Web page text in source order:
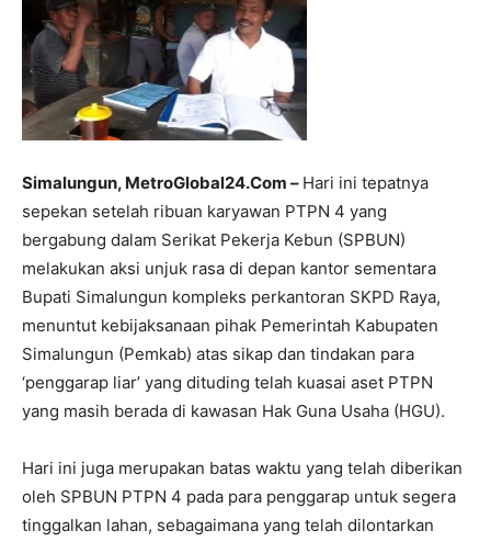
Simalungun, MetroGlobal24.Com – Hari ini tepatnya
sepekan setelah ribuan karyawan PTPN 4 yang
bergabung dalam Serikat Pekerja Kebun (SPBUN)
melakukan aksi unjuk rasa di depan kantor sementara
Bupati Simalungun kompleks perkantoran SKPD Raya,
menuntut kebijaksanaan pihak Pemerintah Kabupaten
Simalungun (Pemkab) atas sikap dan tindakan para
‘penggarap liar’ yang dituding telah kuasai aset PTPN
yang masih berada di kawasan Hak Guna Usaha (HGU).
Hari ini juga merupakan batas waktu yang telah diberikan
oleh SPBUN PTPN 4 pada para penggarap untuk segera
tinggalkan lahan, sebagaimana yang telah dilontarkan